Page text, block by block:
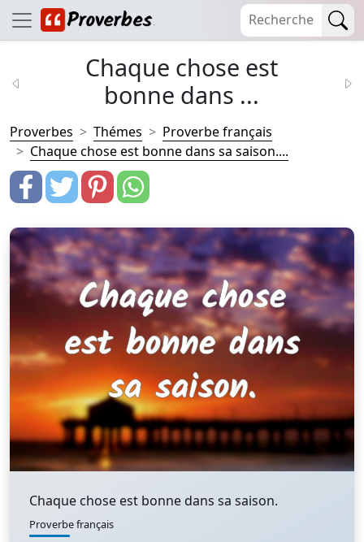
Chaque chose est
bonne dans ...
Proverbes Thémes
Proverbe français
Chaque chose est bonne dans sa saison....
Chaque chose est bonne dans sa saison.
Proverbe français